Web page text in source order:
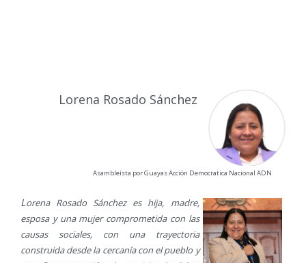
Lorena Rosado Sánchez
Asambleísta por Guayas Acción Democratica Nacional ADN
Lorena Rosado Sánchez es hija, madre,
esposa y una mujer comprometida con las
causas sociales, con una trayectoria
construida desde la cercanía con el pueblo y